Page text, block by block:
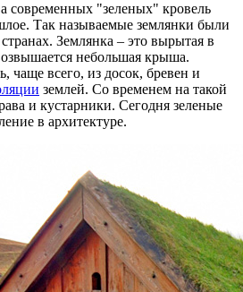
современных "зеленых" кровель
Так называемые землянки были
Землянка – это вырытая в
небольшая крыша.
чаще всего, из досок, бревен и
землей. Со временем на такой
и кустарники. Сегодня зеленые
в архитектуре.